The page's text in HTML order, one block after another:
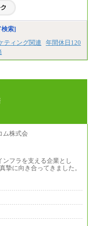
検索]
ティング関連
年間休日120
ンフラを支える企業とし
摯に向き合ってきました。